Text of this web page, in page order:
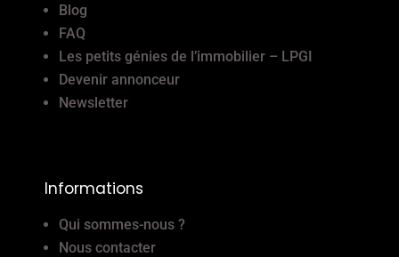
Blog
FAQ
Les petits génies de l’immobilier – LPGI
Devenir annonceur
Newsletter
Informations
Qui sommes-nous ?
Nous contacter